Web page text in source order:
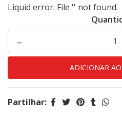
Liquid error: File '' not found.
-
Partilhar: